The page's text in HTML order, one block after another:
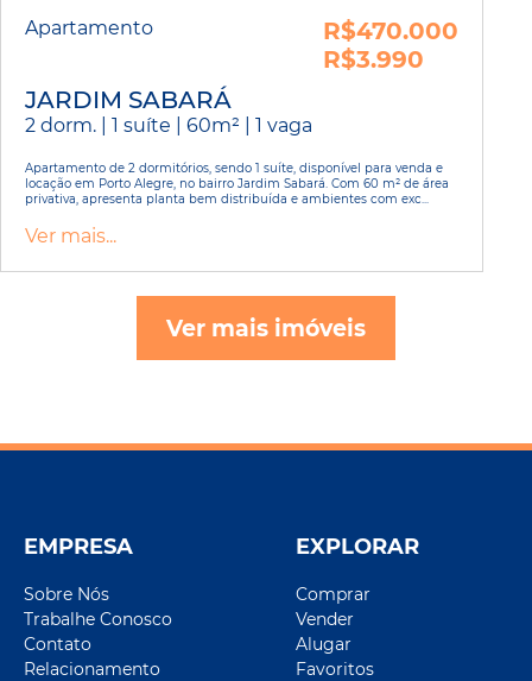
Apartamento
R$470.000
R$3.990
JARDIM SABARÁ
2 dorm. | 1 suíte | 60m² | 1 vaga
Apartamento de 2 dormitórios, sendo 1 suíte, disponível para venda e
locação em Porto Alegre, no bairro Jardim Sabará. Com 60 m² de área
privativa, apresenta planta bem distribuída e ambientes com exc...
Ver mais...
Ver mais imóveis
EMPRESA
Sobre Nós
Trabalhe Conosco
Contato
Relacionamento
EXPLORAR
Comprar
Vender
Alugar
Favoritos